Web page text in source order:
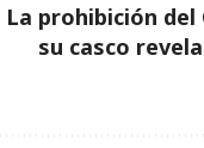
La prohibición
su casco